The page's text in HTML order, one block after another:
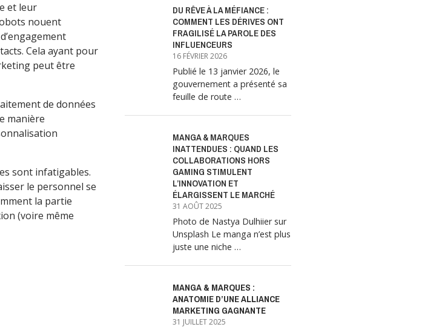
et leur
nouent
Cela ayant pour
peut être
de données
manière
sont infatigables.
le personnel se
la partie
(voire même
DU RÊVE À LA MÉFIANCE :
COMMENT LES DÉRIVES ONT
FRAGILISÉ LA PAROLE DES
INFLUENCEURS
16 FÉVRIER 2026
Publié le 13 janvier 2026, le
gouvernement a présenté sa
feuille de route …
MANGA & MARQUES
INATTENDUES : QUAND LES
COLLABORATIONS HORS
GAMING STIMULENT
L’INNOVATION ET
ÉLARGISSENT LE MARCHÉ
31 AOÛT 2025
Photo de Nastya Dulhiier sur
Unsplash Le manga n’est plus
juste une niche …
MANGA & MARQUES :
ANATOMIE D’UNE ALLIANCE
MARKETING GAGNANTE
31 JUILLET 2025